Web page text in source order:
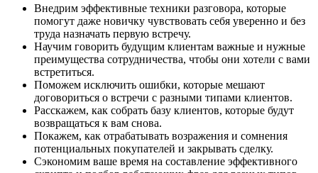
Внедрим эффективные техники разговора, которые
помогут даже новичку чувствовать себя уверенно и без
труда назначать первую встречу.
Научим говорить будущим клиентам важные и нужные
преимущества сотрудничества, чтобы они хотели с вами
встретиться.
Поможем исключить ошибки, которые мешают
договориться о встречи с разными типами клиентов.
Расскажем, как собрать базу клиентов, которые будут
возвращаться к вам снова.
Покажем, как отрабатывать возражения и сомнения
потенциальных покупателей и закрывать сделку.
Сэкономим ваше время на составление эффективного